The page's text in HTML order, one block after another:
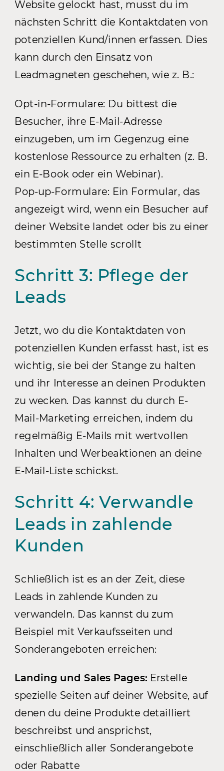
Website gelockt hast, musst du im
nächsten Schritt die Kontaktdaten von
potenziellen Kund/innen erfassen. Dies
kann durch den Einsatz von
Leadmagneten geschehen, wie z. B.:
Opt-in-Formulare: Du bittest die
Besucher, ihre E-Mail-Adresse
einzugeben, um im Gegenzug eine
kostenlose Ressource zu erhalten (z. B.
ein E-Book oder ein Webinar).
Pop-up-Formulare: Ein Formular, das
angezeigt wird, wenn ein Besucher auf
deiner Website landet oder bis zu einer
bestimmten Stelle scrollt
Schritt 3: Pflege der
Leads
Jetzt, wo du die Kontaktdaten von
potenziellen Kunden erfasst hast, ist es
wichtig, sie bei der Stange zu halten
und ihr Interesse an deinen Produkten
zu wecken. Das kannst du durch E-
Mail-Marketing erreichen, indem du
regelmäßig E-Mails mit wertvollen
Inhalten und Werbeaktionen an deine
E-Mail-Liste schickst.
Schritt 4: Verwandle
Leads in zahlende
Kunden
Schließlich ist es an der Zeit, diese
Leads in zahlende Kunden zu
verwandeln. Das kannst du zum
Beispiel mit Verkaufsseiten und
Sonderangeboten erreichen:
Landing und Sales Pages: Erstelle
spezielle Seiten auf deiner Website, auf
denen du deine Produkte detailliert
beschreibst und ansprichst,
einschließlich aller Sonderangebote
oder Rabatte